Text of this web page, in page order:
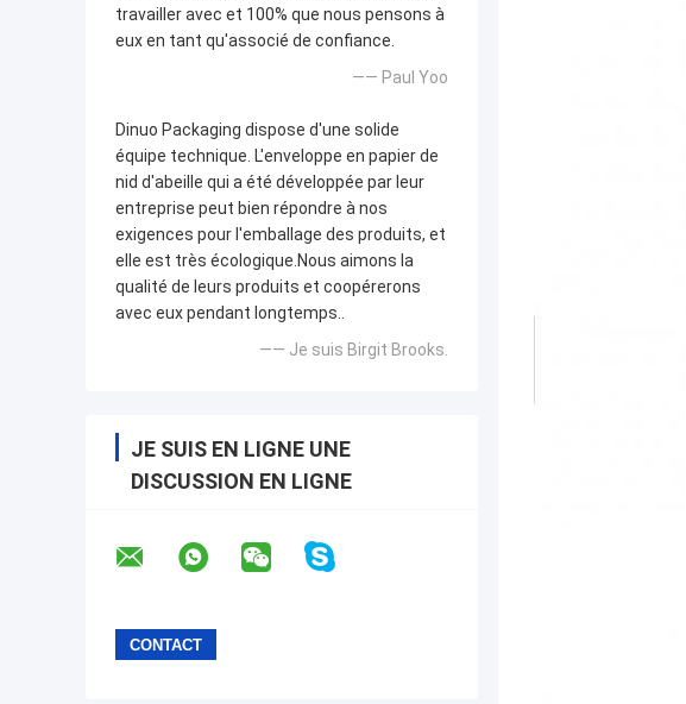
travailler avec et 100% que nous pensons à
eux en tant qu'associé de confiance.
—— Paul Yoo
Dinuo Packaging dispose d'une solide
équipe technique. L'enveloppe en papier de
nid d'abeille qui a été développée par leur
entreprise peut bien répondre à nos
exigences pour l'emballage des produits, et
elle est très écologique.Nous aimons la
qualité de leurs produits et coopérerons
avec eux pendant longtemps..
—— Je suis Birgit Brooks.
JE SUIS EN LIGNE UNE
DISCUSSION EN LIGNE